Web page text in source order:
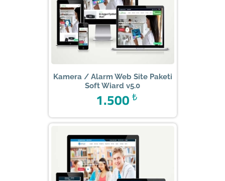
Kamera / Alarm Web Site Paketi
Soft Wiard v5.0
₺
1.500